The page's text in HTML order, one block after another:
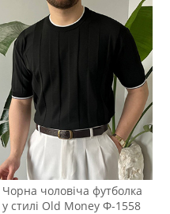
Чорна чоловіча футболка
у стилі Old Money Ф-1558